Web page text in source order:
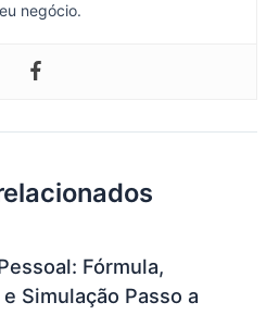
negócio.
Fórmula,
Simulação Passo a